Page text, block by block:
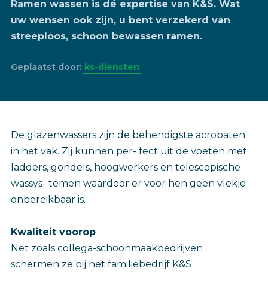
Ramen wassen is dé expertise van K&S. Wat
uw wensen ook zijn, u bent verzekerd van
streeploos, schoon bewassen ramen.
Geplaatst door: ks-diensten
De glazenwassers zijn de behendigste acrobaten
in het vak. Zij kunnen per- fect uit de voeten met
ladders, gondels, hoogwerkers en telescopische
wassys- temen waardoor er voor hen geen vlekje
onbereikbaar is.
Kwaliteit voorop
Net zoals collega-schoonmaakbedrijven
schermen ze bij het familiebedrijf K&S